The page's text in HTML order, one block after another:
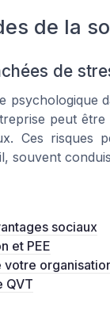
de la
de
peut
Ces risques
souvent
sociaux
et PEE
votre
QVT